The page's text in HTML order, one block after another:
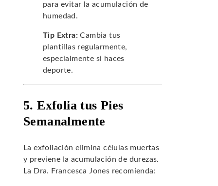
para evitar la acumulación de
humedad.
Tip Extra: Cambia tus
plantillas regularmente,
especialmente si haces
deporte.
5. Exfolia tus Pies
Semanalmente
La exfoliación elimina células muertas
y previene la acumulación de durezas.
La Dra. Francesca Jones recomienda: